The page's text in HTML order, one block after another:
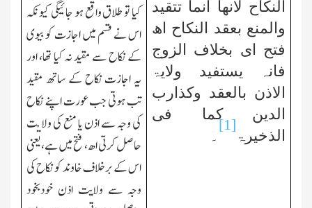
النکاح لانھا انما تتقید
والمنع بعقد النکاح اھ
فتح ای بخلاف الزوج
فانہ یستفید ولایۃ
الاذن بالعقد وکذارب
الدین کما فی
الذخیرۃ
[1]
۔
کیا تو طلاق واقع ہو جائیگی کیونکہ
اس نے قسم میں اجازت کو بیوی
کے نکاح سے مقید نہ کیا تھا، اور
یہاجازت نکاح کے ساتھ مقید
تب ہوتی جب عورت اپنے نکاح
کی وجہ سے اذن یا منع کیولایت
حاصل کرتی اھ، فتح میں ہے، یعنی
اس کے برخلاف خاوند کو نکاح کی
وجہ سے ولایت اذن خودبخود